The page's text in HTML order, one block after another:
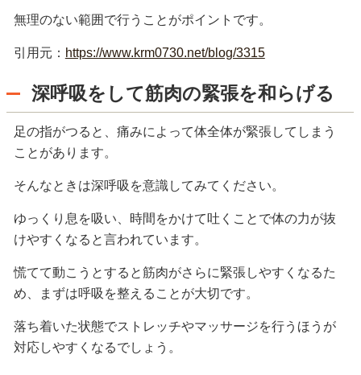
無理のない範囲で行うことがポイントです。
引用元： https://www.krm0730.net/blog/3315
深呼吸をして筋肉の緊張を和らげる
足の指がつると、痛みによって体全体が緊張してしまう
ことがあります。
そんなときは深呼吸を意識してみてください。
ゆっくり息を吸い、時間をかけて吐くことで体の力が抜
けやすくなると言われています。
慌てて動こうとすると筋肉がさらに緊張しやすくなるた
め、まずは呼吸を整えることが大切です。
落ち着いた状態でストレッチやマッサージを行うほうが
対応しやすくなるでしょう。